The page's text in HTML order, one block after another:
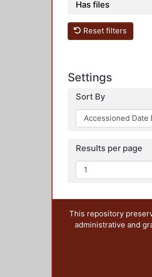
Has files
Reset filters
Settings
Sort By
Results per page
This repository
administrative and